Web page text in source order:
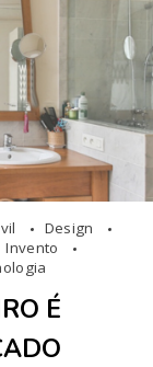
Design
Invento
É